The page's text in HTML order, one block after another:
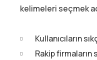
kelimeleri seçmek
Kullanıcıların
Rakip